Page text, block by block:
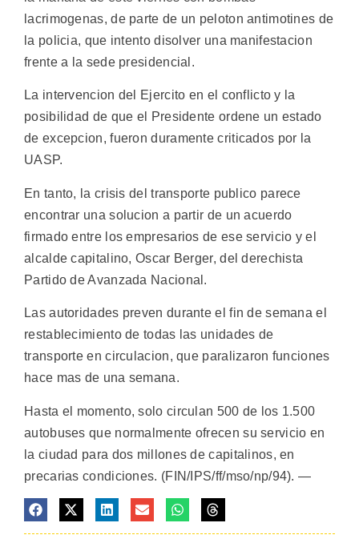
lacrimogenas, de parte de un peloton antimotines de
la policia, que intento disolver una manifestacion
frente a la sede presidencial.
La intervencion del Ejercito en el conflicto y la
posibilidad de que el Presidente ordene un estado
de excepcion, fueron duramente criticados por la
UASP.
En tanto, la crisis del transporte publico parece
encontrar una solucion a partir de un acuerdo
firmado entre los empresarios de ese servicio y el
alcalde capitalino, Oscar Berger, del derechista
Partido de Avanzada Nacional.
Las autoridades preven durante el fin de semana el
restablecimiento de todas las unidades de
transporte en circulacion, que paralizaron funciones
hace mas de una semana.
Hasta el momento, solo circulan 500 de los 1.500
autobuses que normalmente ofrecen su servicio en
la ciudad para dos millones de capitalinos, en
precarias condiciones. (FIN/IPS/ff/mso/np/94). —